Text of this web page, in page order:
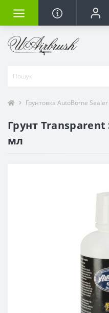
Грунтовка AutoBorne Sealer
Грунт Transparent
мл